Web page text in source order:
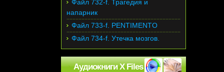
Файл 732-f. Трагедия и
напарник
Файл 733-f. PENTIMENTO
Файл 734-f. Утечка мозгов.
Аудиокниги X Files